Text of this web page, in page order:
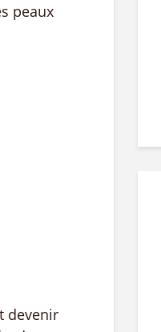
peaux
devenir